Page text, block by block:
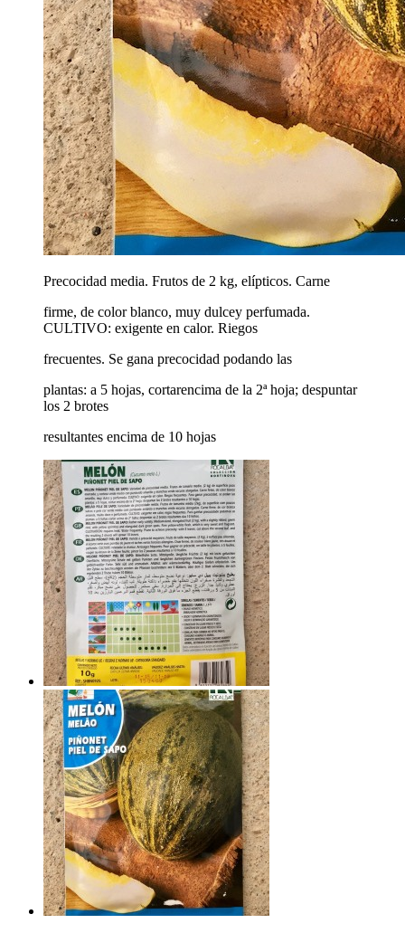
Precocidad media. Frutos de 2 kg, elípticos. Carne
firme, de color blanco, muy dulcey perfumada.
CULTIVO: exigente en calor. Riegos
frecuentes. Se gana precocidad podando las
plantas: a 5 hojas, cortarencima de la 2ª hoja; despuntar
los 2 brotes
resultantes encima de 10 hojas